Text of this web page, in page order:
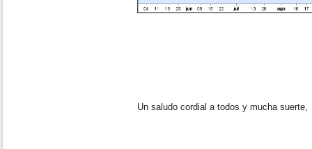
Un saludo cordial a todos y mucha suerte,